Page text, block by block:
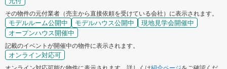
その物件の元付業者（売主から直接依頼を受けている会社）に表示されます。
モデルルーム公開中 モデルハウス公開中
現地見学会開催中
オープンハウス開催中
記載のイベントが開催中の物件に表示されます。
オンライン対応可
オンライン対応可能な物件に表示されます。詳しくは紹介ページをご確認くだ